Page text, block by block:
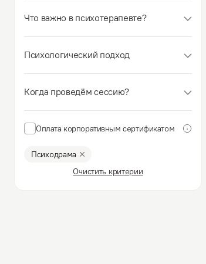
Что важно в психотерапевте?
Психологический подход
Когда проведём сессию?
Оплата корпоративным сертификатом
Психодрама
Очистить критерии